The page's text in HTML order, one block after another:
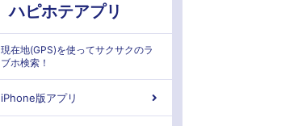
ハピホテアプリ
現在地(GPS)を使ってサクサクのラ
ブホ検索！
iPhone版アプリ